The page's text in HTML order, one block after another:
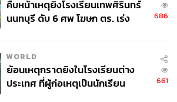
คืบหน้าเหตุยิงโรงเรียนเทพศิรินทร์
นนทบุรี ดับ 6 ศพ โฆษก ตร. เร่ง
686
WORLD
ย้อนเหตุกราดยิงในโรงเรียนต่าง
ประเทศ ที่ผู้ก่อเหตุเป็นนักเรียน
661